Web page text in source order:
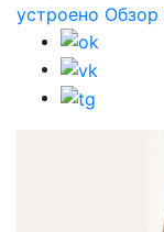
устроено Обзор